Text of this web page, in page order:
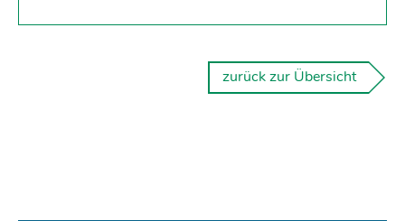
zurück zur Übersicht